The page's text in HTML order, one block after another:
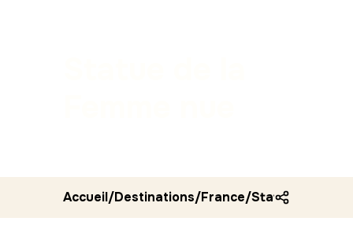
Accueil/Destinations/France/Statue de la